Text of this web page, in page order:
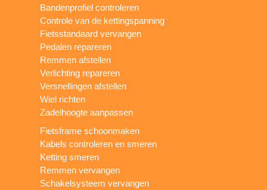
Bandenprofiel controleren
Controle van de kettingspanning
Fietsstandaard vervangen
Pedalen repareren
Remmen afstellen
Verlichting repareren
Versnellingen afstellen
Wiel richten
Zadelhoogte aanpassen
Fietsframe schoonmaken
Kabels controleren en smeren
Ketting smeren
Remmen vervangen
Schakelsysteem vervangen